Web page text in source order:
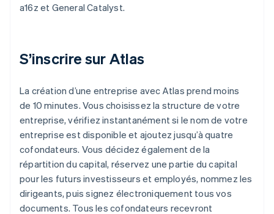
a16z et General Catalyst.
S’inscrire sur Atlas
La création d’une entreprise avec Atlas prend moins
de 10 minutes. Vous choisissez la structure de votre
entreprise, vérifiez instantanément si le nom de votre
entreprise est disponible et ajoutez jusqu’à quatre
cofondateurs. Vous décidez également de la
répartition du capital, réservez une partie du capital
pour les futurs investisseurs et employés, nommez les
dirigeants, puis signez électroniquement tous vos
documents. Tous les cofondateurs recevront